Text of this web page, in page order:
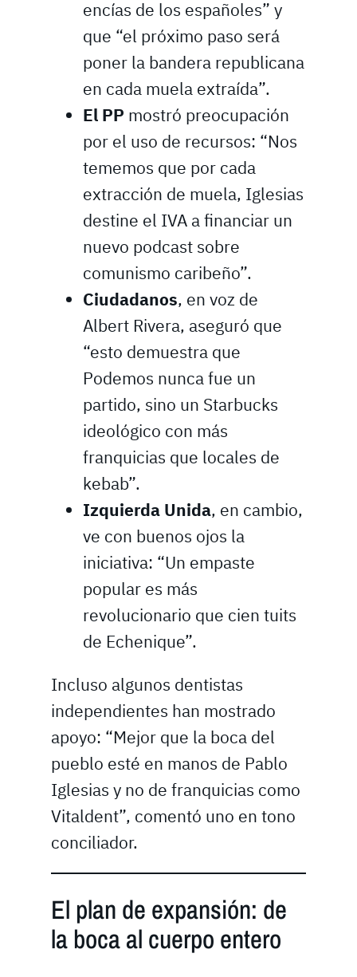
encías de los españoles” y
que “el próximo paso será
poner la bandera republicana
en cada muela extraída”.
El PP mostró preocupación
por el uso de recursos: “Nos
tememos que por cada
extracción de muela, Iglesias
destine el IVA a financiar un
nuevo podcast sobre
comunismo caribeño”.
Ciudadanos, en voz de
Albert Rivera, aseguró que
“esto demuestra que
Podemos nunca fue un
partido, sino un Starbucks
ideológico con más
franquicias que locales de
kebab”.
Izquierda Unida, en cambio,
ve con buenos ojos la
iniciativa: “Un empaste
popular es más
revolucionario que cien tuits
de Echenique”.
Incluso algunos dentistas
independientes han mostrado
apoyo: “Mejor que la boca del
pueblo esté en manos de Pablo
Iglesias y no de franquicias como
Vitaldent”, comentó uno en tono
conciliador.
El plan de expansión: de
la boca al cuerpo entero